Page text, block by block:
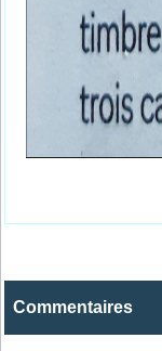
Commentaires